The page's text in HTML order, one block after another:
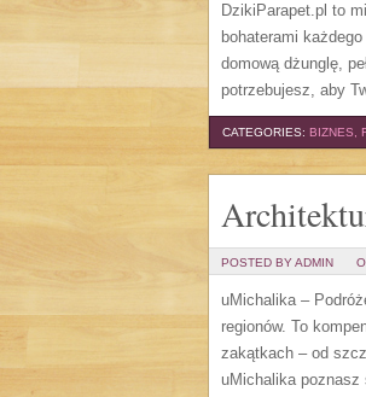
DzikiParapet.pl to
bohaterami
domową dżunglę,
potrzebujesz, aby
CATEGORIES: BIZNES,
POSTED BY ADMIN
uMichalika –
regionów. To
zakątkach – od
uMichalika poznasz